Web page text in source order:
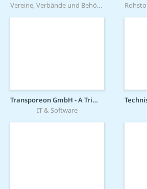
Vereine, Verbände und Behörden
Transporeon GmbH - A Trimble Company
IT & Software